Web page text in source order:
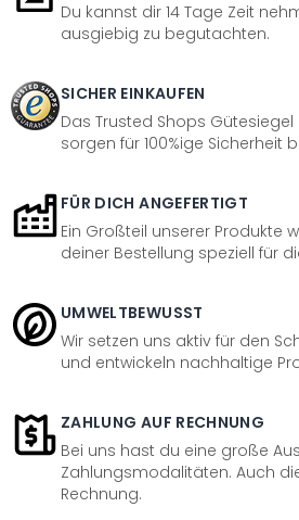
Du kannst dir 14 Tage Zeit
ausgiebig zu begutachten.
SICHER EINKAUFEN
Das Trusted Shops
sorgen für 100%ige Sicherheit
FÜR DICH ANGEFERTIGT
Ein Großteil unserer Produkte
deiner Bestellung speziell für
UMWELTBEWUSST
Wir setzen uns aktiv für den
und entwickeln nachhaltige
ZAHLUNG AUF RECHNUNG
Bei uns hast du eine große
Zahlungsmodalitäten. Auch
Rechnung.